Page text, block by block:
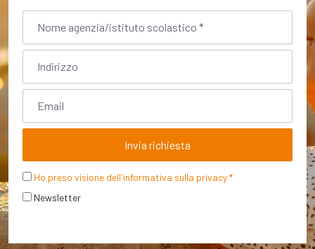
Invia richiesta
Ho preso visione dell'informativa sulla privacy *
Newsletter